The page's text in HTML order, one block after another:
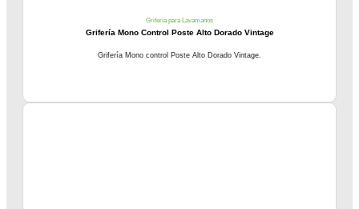
Grifería para Lavamanos
Grifería Mono Control Poste Alto Dorado Vintage
Grifería Mono control Poste Alto Dorado Vintage.